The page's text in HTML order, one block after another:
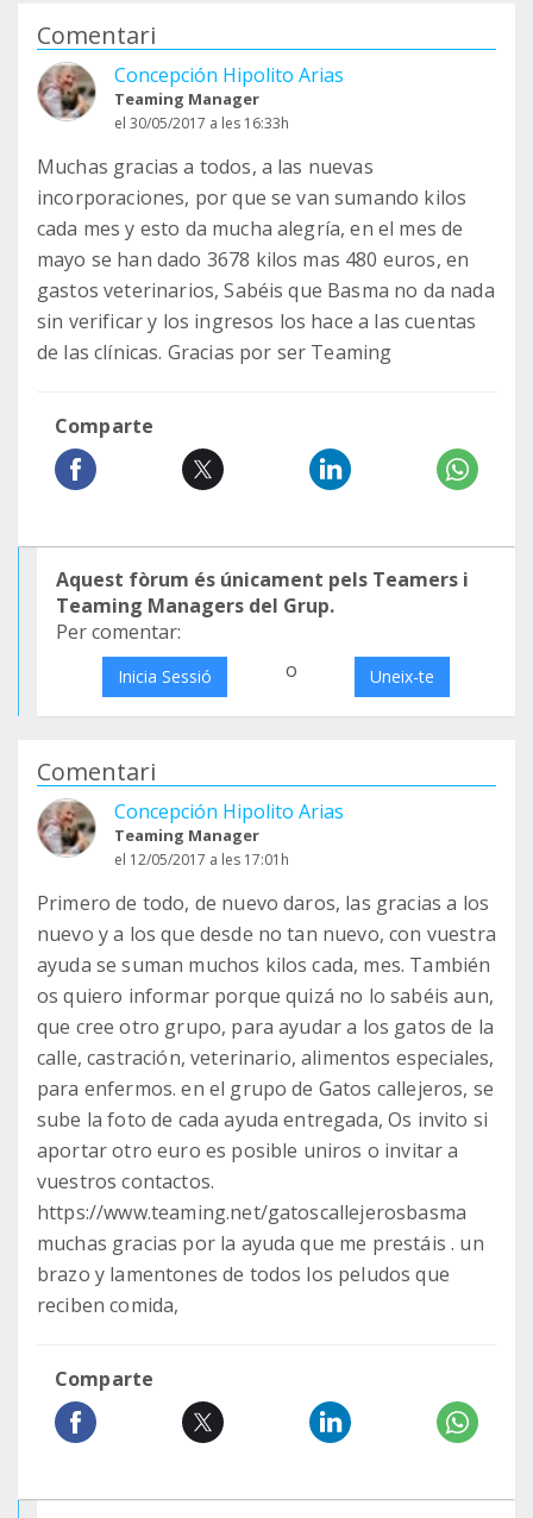
Comentari
Concepción Hipolito Arias
Teaming Manager
el 30/05/2017 a les 16:33h
Muchas gracias a todos, a las nuevas
incorporaciones, por que se van sumando kilos
cada mes y esto da mucha alegría, en el mes de
mayo se han dado 3678 kilos mas 480 euros, en
gastos veterinarios, Sabéis que Basma no da nada
sin verificar y los ingresos los hace a las cuentas
de las clínicas. Gracias por ser Teaming
Comparte
Aquest fòrum és únicament pels Teamers i
Teaming Managers del Grup.
Per comentar:
Inicia Sessió o Uneix-te
Comentari
Concepción Hipolito Arias
Teaming Manager
el 12/05/2017 a les 17:01h
Primero de todo, de nuevo daros, las gracias a los
nuevo y a los que desde no tan nuevo, con vuestra
ayuda se suman muchos kilos cada, mes. También
os quiero informar porque quizá no lo sabéis aun,
que cree otro grupo, para ayudar a los gatos de la
calle, castración, veterinario, alimentos especiales,
para enfermos. en el grupo de Gatos callejeros, se
sube la foto de cada ayuda entregada, Os invito si
aportar otro euro es posible uniros o invitar a
vuestros contactos.
https://www.teaming.net/gatoscallejerosbasma
muchas gracias por la ayuda que me prestáis . un
brazo y lamentones de todos los peludos que
reciben comida,
Comparte